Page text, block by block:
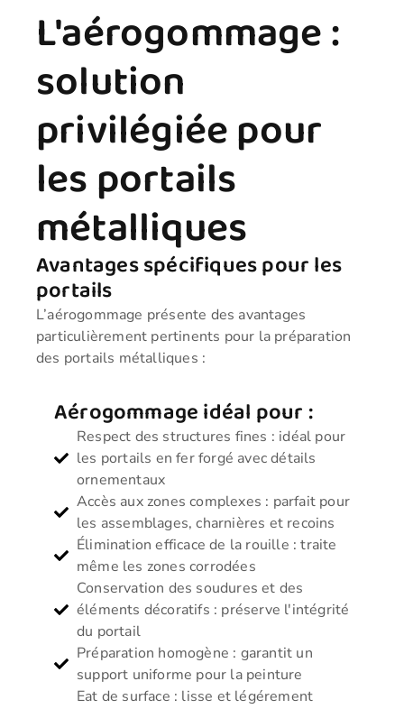
L'aérogommage :
solution
privilégiée pour
les portails
métalliques
Avantages spécifiques pour les
portails
L’aérogommage présente des avantages
particulièrement pertinents pour la préparation
des portails métalliques :
Aérogommage idéal pour :
Respect des structures fines : idéal pour
les portails en fer forgé avec détails
ornementaux
Accès aux zones complexes : parfait pour
les assemblages, charnières et recoins
Élimination efficace de la rouille : traite
même les zones corrodées
Conservation des soudures et des
éléments décoratifs : préserve l'intégrité
du portail
Préparation homogène : garantit un
support uniforme pour la peinture
Eat de surface : lisse et légérement